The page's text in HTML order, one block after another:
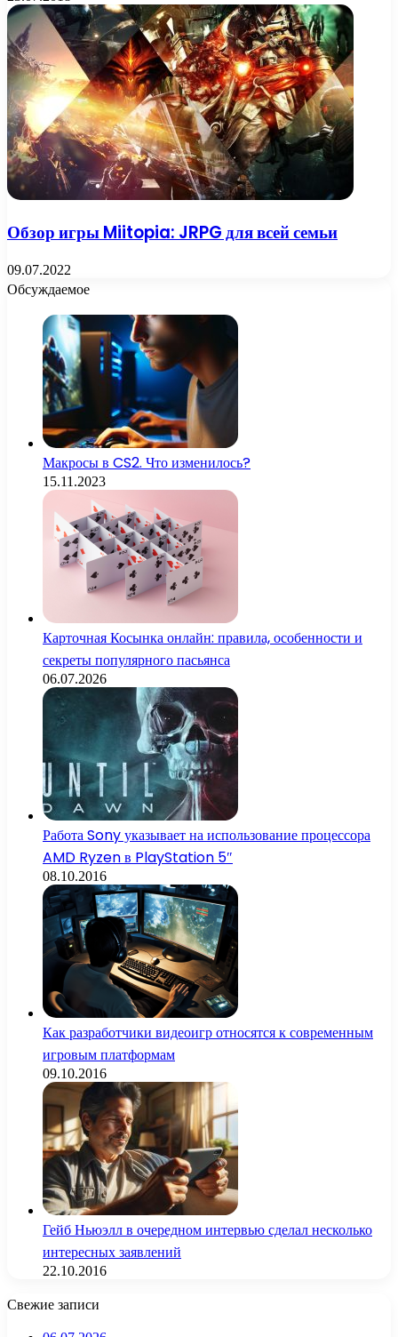
Обзор игры Miitopia: JRPG для всей семьи
09.07.2022
Обсуждаемое
Макросы в CS2. Что изменилось?
15.11.2023
Карточная Косынка онлайн: правила, особенности и
секреты популярного пасьянса
06.07.2026
Работа Sony указывает на использование процессора
AMD Ryzen в PlayStation 5″
08.10.2016
Как разработчики видеоигр относятся к современным
игровым платформам
09.10.2016
Гейб Ньюэлл в очередном интервью сделал несколько
интересных заявлений
22.10.2016
Свежие записи